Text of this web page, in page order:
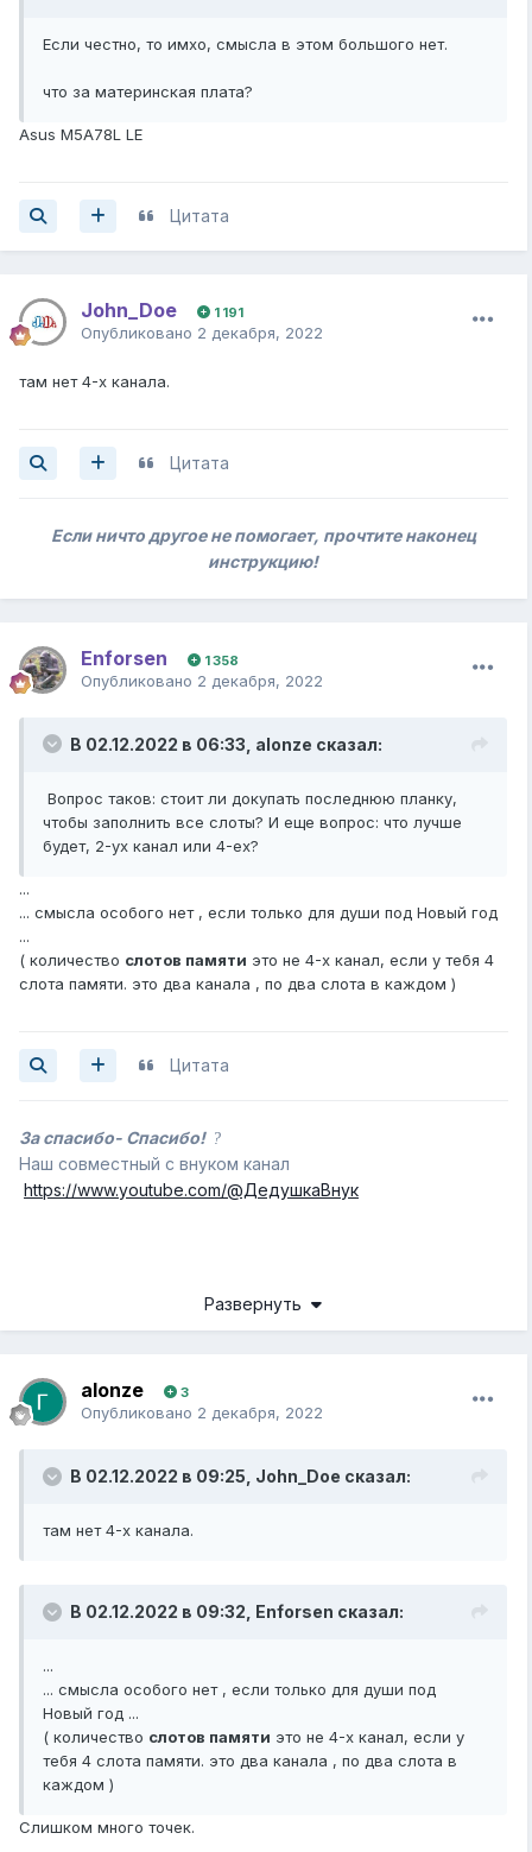
Если честно, то имхо, смысла в этом большого нет.
что за материнская плата?
Asus M5A78L LE
Цитата
John_Doe 1 191
Опубликовано 2 декабря, 2022
там нет 4-х канала.
Цитата
Если ничто другое не помогает, прочтите наконец
инструкцию!
Enforsen 1 358
Опубликовано 2 декабря, 2022
В 02.12.2022 в 06:33, alonze сказал:
Вопрос таков: стоит ли докупать последнюю планку,
чтобы заполнить все слоты? И еще вопрос: что лучше
будет, 2-ух канал или 4-ех?
...
... смысла особого нет , если только для души под Новый год
...
( количество слотов памяти это не 4-х канал, если у тебя 4
слота памяти. это два канала , по два слота в каждом )
Цитата
За спасибо- Спасибо! ?
Наш совместный с внуком канал
https://www.youtube.com/@ДедушкаВнук
Развернуть
alonze 3
Опубликовано 2 декабря, 2022
В 02.12.2022 в 09:25, John_Doe сказал:
там нет 4-х канала.
В 02.12.2022 в 09:32, Enforsen сказал:
...
... смысла особого нет , если только для души под
Новый год ...
( количество слотов памяти это не 4-х канал, если у
тебя 4 слота памяти. это два канала , по два слота в
каждом )
Слишком много точек.